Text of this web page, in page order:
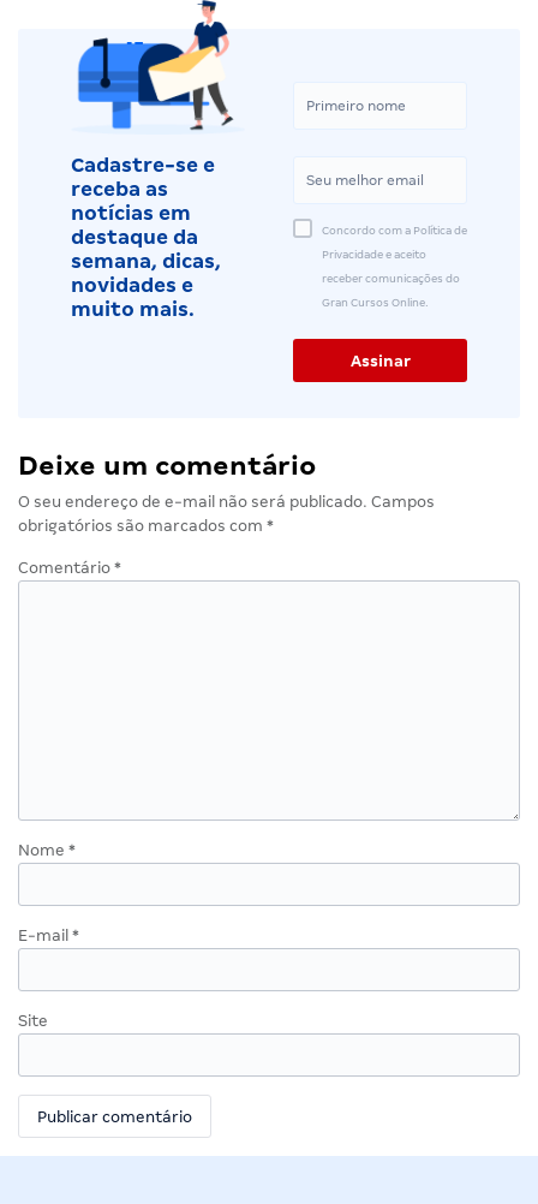
Cadastre-se e
receba as
notícias em
destaque da
semana, dicas,
novidades e
muito mais.
Concordo com a Política de
Privacidade e aceito
receber comunicações do
Gran Cursos Online.
Deixe um comentário
O seu endereço de e-mail não será publicado. Campos
obrigatórios são marcados com *
Comentário *
Nome *
E-mail *
Site